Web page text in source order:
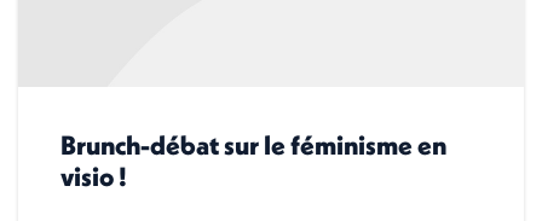
Brunch-débat sur le féminisme en
visio !